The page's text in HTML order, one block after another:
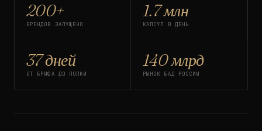
200+
БРЕНДОВ ЗАПУЩЕНО
1.7 млн
КАПСУЛ В ДЕНЬ
37 дней
ОТ БРИФА ДО ПОЛКИ
140 млрд
РЫНОК БАД РОССИИ